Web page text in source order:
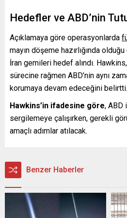
Hedefler ve ABD’nin
Açıklamaya göre operasyonlarda
mayın döşeme hazırlığında
İran gemileri hedef alındı.
sürecine rağmen ABD’nin aynı
korumaya devam edeceğini belirtti.
Hawkins’in ifadesine göre, ABD
sergilemeye çalışırken, gerekli
amaçlı adımlar atılacak.
Benzer Haberler